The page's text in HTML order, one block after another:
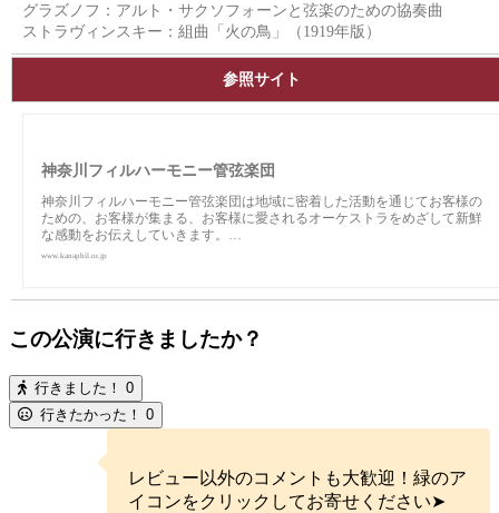
グラズノフ：アルト・サクソフォーンと弦楽のための協奏曲
ストラヴィンスキー：組曲「火の鳥」（1919年版）
参照サイト
神奈川フィルハーモニー管弦楽団
神奈川フィルハーモニー管弦楽団は地域に密着した活動を通じてお客様の
ための、お客様が集まる、お客様に愛されるオーケストラをめざして新鮮
な感動をお伝えしていきます。…
www.kanaphil.or.jp
この公演に行きましたか？
行きました！ 0
行きたかった！ 0
レビュー以外のコメントも大歓迎！緑のア
イコンをクリックしてお寄せください➤